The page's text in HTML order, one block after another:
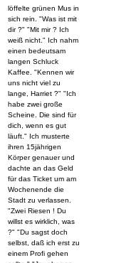
löffelte grünen Mus in
sich rein. "Was ist mit
dir ?" "Mit mir ? Ich
weiß nicht." Ich nahm
einen bedeutsam
langen Schluck
Kaffee. "Kennen wir
uns nicht viel zu
lange, Harriet ?" "Ich
habe zwei große
Scheine. Die sind für
dich, wenn es gut
läuft." Ich musterte
ihren 15jährigen
Körper genauer und
dachte an das Geld
für das Ticket um am
Wochenende die
Stadt zu verlassen.
"Zwei Riesen ! Du
willst es wirklich, was
?" "Du sagst doch
selbst, daß ich erst zu
einem Profi gehen